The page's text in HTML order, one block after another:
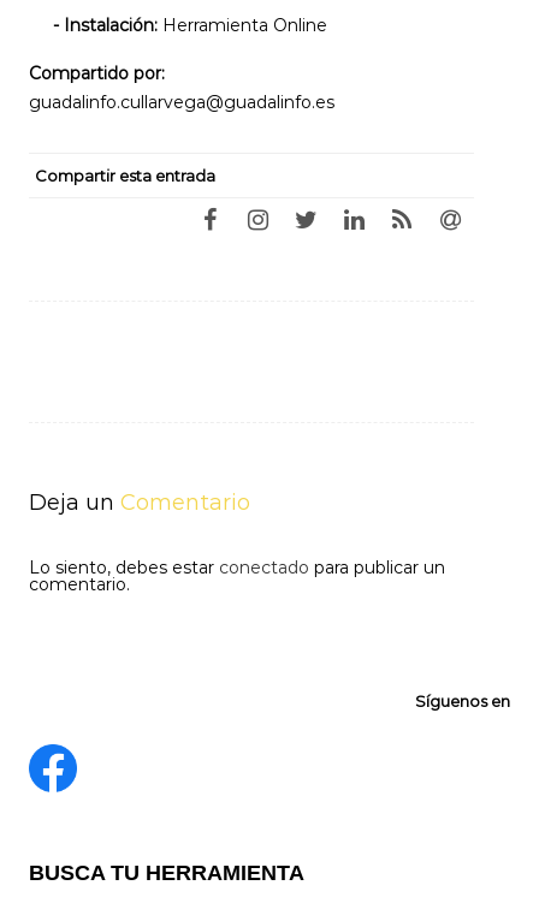
- Instalación: Herramienta Online
Compartido por:
guadalinfo.cullarvega@guadalinfo.es
Compartir esta entrada
Deja un Comentario
Lo siento, debes estar conectado para publicar un
comentario.
Síguenos en
BUSCA TU HERRAMIENTA